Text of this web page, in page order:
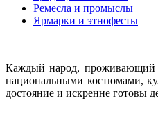
Ремесла и промыслы
Ярмарки и этнофесты
Каждый народ, проживающий
национальными костюмами,
достояние и искренне готовы